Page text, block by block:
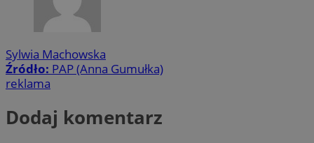
Sylwia Machowska
Źródło: PAP (Anna Gumułka)
reklama
Dodaj komentarz